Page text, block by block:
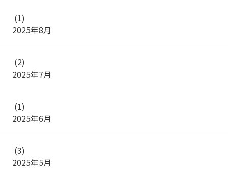
2025年8月
(1)
2025年7月
(2)
2025年6月
(1)
2025年5月
(3)